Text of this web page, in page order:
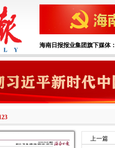
海南日报报业集团旗下媒体：
上一篇